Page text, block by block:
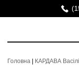
Головна КАРДАВА